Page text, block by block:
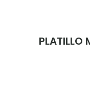
que haga un
PLATILLO